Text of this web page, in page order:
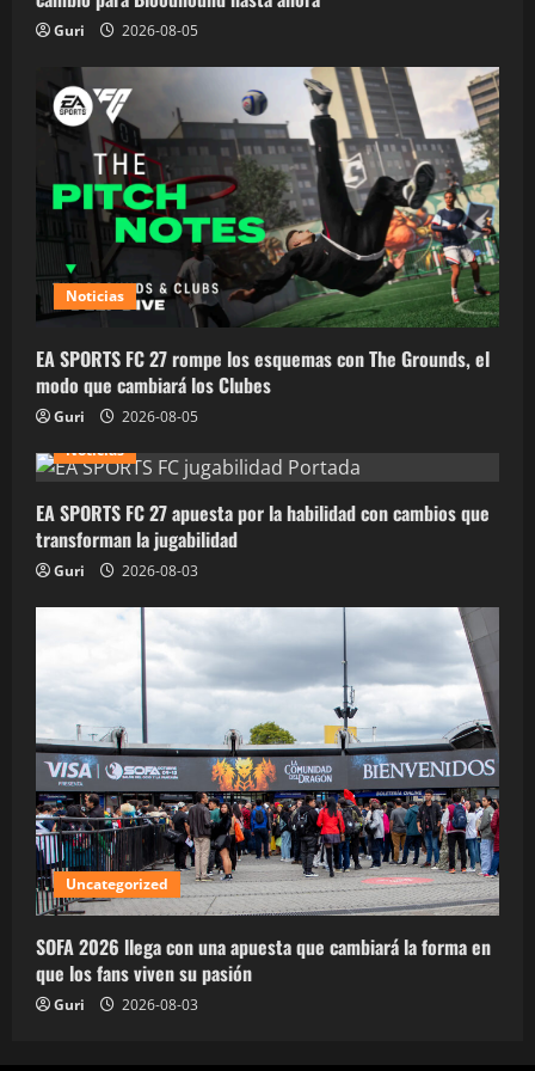
Guri 2026-08-05
Noticias
EA SPORTS FC 27 rompe los esquemas con The Grounds, el
modo que cambiará los Clubes
Guri
2026-08-05
Noticias
EA SPORTS FC 27 apuesta por la habilidad con cambios que
transforman la jugabilidad
Guri 2026-08-03
Uncategorized
SOFA 2026 llega con una apuesta que cambiará la forma en
que los fans viven su pasión
Guri 2026-08-03